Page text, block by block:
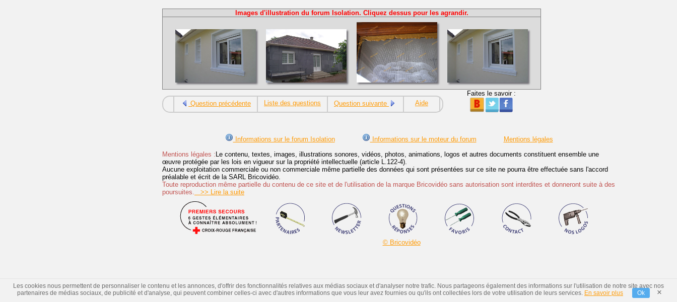
Images d'illustration du forum Isolation. Cliquez dessus pour les agrandir.
Question précédente Liste des questions Question suivante Aide
Faites le savoir :
Informations sur le forum Isolation Informations sur le moteur du forum
Mentions légales
Mentions légales : Le contenu, textes, images, illustrations sonores, vidéos, photos, animations, logos et autres documents constituent ensemble une
œuvre protégée par les lois en vigueur sur la propriété intellectuelle (article L.122-4).
Aucune exploitation commerciale ou non commerciale même partielle des données qui sont présentées sur ce site ne pourra être effectuée sans l'accord
préalable et écrit de la SARL Bricovidéo.
Toute reproduction même partielle du contenu de ce site et de l'utilisation de la marque Bricovidéo sans autorisation sont interdites et donneront suite à des
poursuites.
>> Lire la suite
© Bricovidéo
Les cookies nous permettent de personnaliser le contenu et les annonces, d'offrir des fonctionnalités relatives aux médias sociaux et d'analyser notre trafic. Nous partageons également des informations sur l'utilisation de notre site avec nos
partenaires de médias sociaux, de publicité et d'analyse, qui peuvent combiner celles-ci avec d'autres informations que vous leur avez fournies ou qu'ils ont collectées lors de votre utilisation de leurs services.
En savoir plus Ok ×